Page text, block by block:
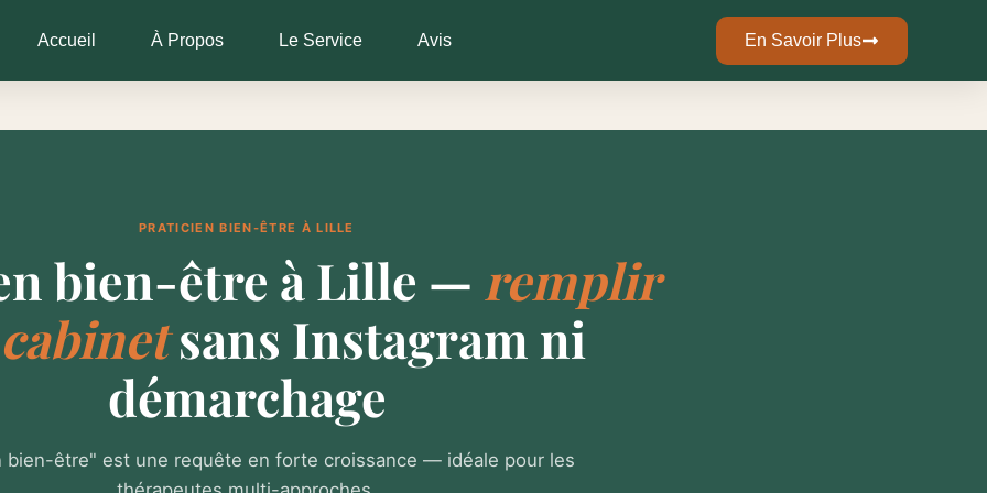
Accueil À Propos Le Service Avis En Savoir Plus
PRATICIEN BIEN-ÊTRE À LILLE
bien-être à Lille — remplir
sans Instagram ni
démarchage
bien-être" est une requête en forte croissance — idéale pour les